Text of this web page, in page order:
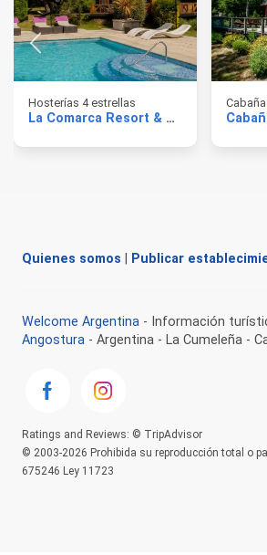
Hosterías 4 estrellas
La Comarca Resort & Spa
Quienes somos Publicar
Welcome Argentina - Información
Angostura - Argentina - La Cumeleña -
Ratings and Reviews: © TripAdvisor
© 2003-2026 Prohibida su reproducción total o
675246 Ley 11723